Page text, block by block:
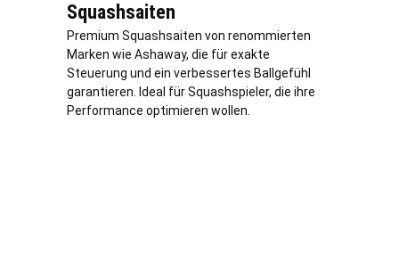
Squashsaiten
Premium Squashsaiten von renommierten
Marken wie Ashaway, die für exakte
Steuerung und ein verbessertes Ballgefühl
garantieren. Ideal für Squashspieler, die ihre
Performance optimieren wollen.